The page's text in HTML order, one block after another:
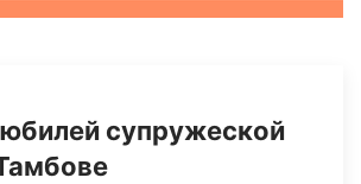
супружеской